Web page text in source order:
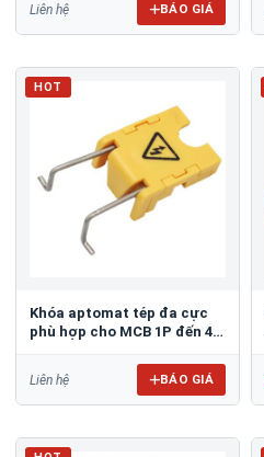
Liên hệ BÁO GIÁ
HOT
Khóa aptomat tép đa cực
phù hợp cho MCB 1P đến 4P
Liên hệ BÁO GIÁ